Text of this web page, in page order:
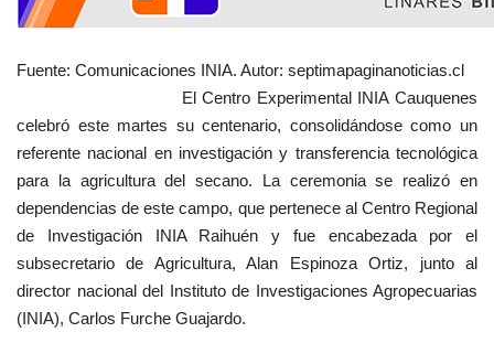
Fuente: Comunicaciones INIA. Autor: septimapaginanoticias.cl
El Centro Experimental INIA Cauquenes
celebró este martes su centenario, consolidándose como un
referente nacional en investigación y transferencia tecnológica
para la agricultura del secano. La ceremonia se realizó en
dependencias de este campo, que pertenece al Centro Regional
de Investigación INIA Raihuén y fue encabezada por el
subsecretario de Agricultura, Alan Espinoza Ortiz, junto al
director nacional del Instituto de Investigaciones Agropecuarias
(INIA), Carlos Furche Guajardo.